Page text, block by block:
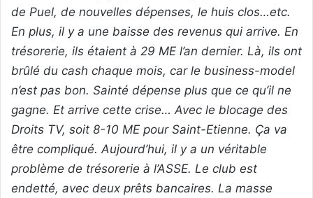
de Puel, de nouvelles dépenses, le huis clos…etc.
En plus, il y a une baisse des revenus qui arrive. En
trésorerie, ils étaient à 29 ME l’an dernier. Là, ils ont
brûlé du cash chaque mois, car le business-model
n’est pas bon. Sainté dépense plus que ce qu’il ne
gagne. Et arrive cette crise… Avec le blocage des
Droits TV, soit 8-10 ME pour Saint-Etienne. Ça va
être compliqué. Aujourd’hui, il y a un véritable
problème de trésorerie à l’ASSE. Le club est
endetté, avec deux prêts bancaires. La masse